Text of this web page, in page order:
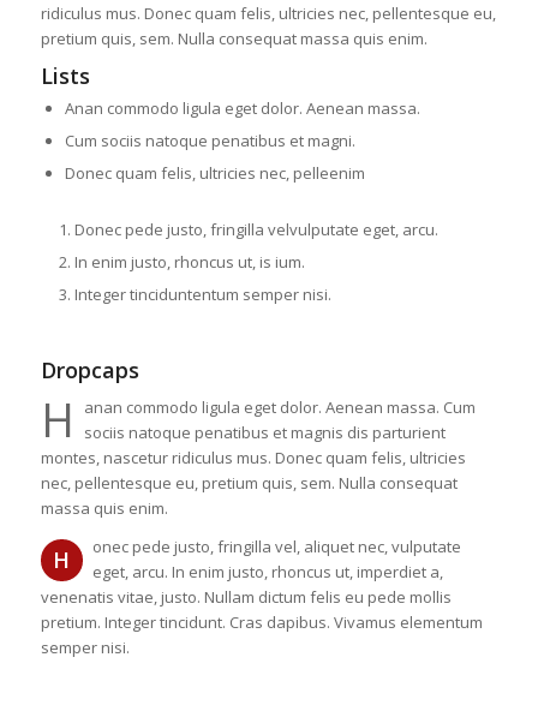
ridiculus mus. Donec quam felis, ultricies nec, pellentesque eu,
pretium quis, sem. Nulla consequat massa quis enim.
Lists
Anan commodo ligula eget dolor. Aenean massa.
Cum sociis natoque penatibus et magni.
Donec quam felis, ultricies nec, pelleenim
Donec pede justo, fringilla velvulputate eget, arcu.
In enim justo, rhoncus ut, is ium.
Integer tinciduntentum semper nisi.
Dropcaps
H
anan commodo ligula eget dolor. Aenean massa. Cum
sociis natoque penatibus et magnis dis parturient
montes, nascetur ridiculus mus. Donec quam felis, ultricies
nec, pellentesque eu, pretium quis, sem. Nulla consequat
massa quis enim.
H
onec pede justo, fringilla vel, aliquet nec, vulputate
eget, arcu. In enim justo, rhoncus ut, imperdiet a,
venenatis vitae, justo. Nullam dictum felis eu pede mollis
pretium. Integer tincidunt. Cras dapibus. Vivamus elementum
semper nisi.